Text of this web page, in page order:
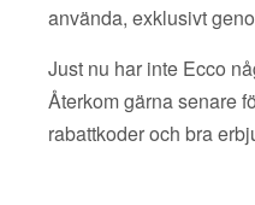
använda, exklusivt
Just nu har inte Ecco
Återkom gärna senare
rabattkoder och bra